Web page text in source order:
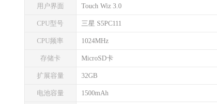
用户界面 Touch Wiz 3.0
CPU型号 三星 S5PC111
CPU频率 1024MHz
存储卡 MicroSD卡
扩展容量 32GB
电池容量 1500mAh